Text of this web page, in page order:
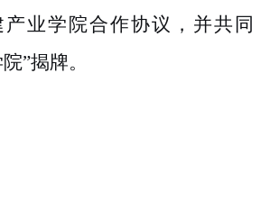
业学院合作协议，并共同
”揭牌。